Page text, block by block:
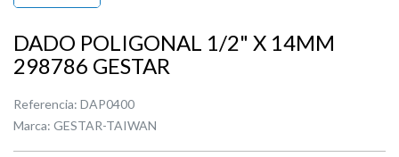
DADO POLIGONAL 1/2" X 14MM
298786 GESTAR
Referencia: DAP0400
Marca: GESTAR-TAIWAN